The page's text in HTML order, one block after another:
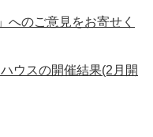
へのご意見をお寄せく
ウスの開催結果(2月開